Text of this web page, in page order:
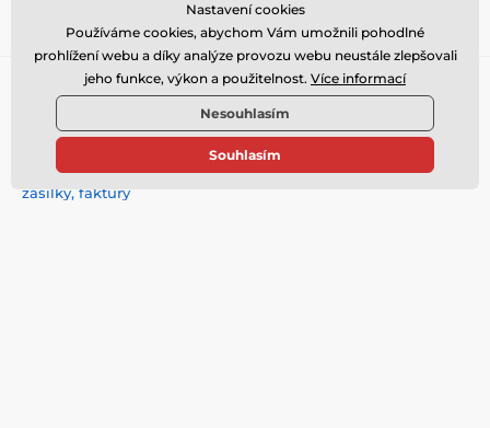
DŮLEŽITÉ ODKAZY
Záruka nejnižší ceny s 5%
bonusem
Stav objednávky, sledování
zásilky, faktury
Nastavení cookies
Používáme cookies, abychom Vám umožnili pohodlné
prohlížení webu a díky analýze provozu webu neustále zlepšovali
jeho funkce, výkon a použitelnost. Více informací
Nesouhlasím
Souhlasím